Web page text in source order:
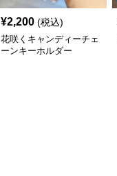
¥2,200 (税込)
花咲くキャンディーチェ
ーンキーホルダー